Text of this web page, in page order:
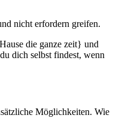
nicht erfordern greifen.
die ganze zeit} und
dich selbst findest, wenn
Möglichkeiten. Wie